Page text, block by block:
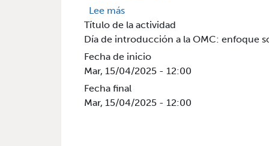
Lee mássobre GLO25-2
Título de la actividad
Día de introducción a la OMC: enfoque
Fecha de inicio
Mar, 15/04/2025 - 12:00
Fecha final
Mar, 15/04/2025 - 12:00